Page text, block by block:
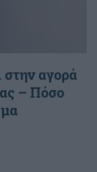
στην αγορά
– Πόσο